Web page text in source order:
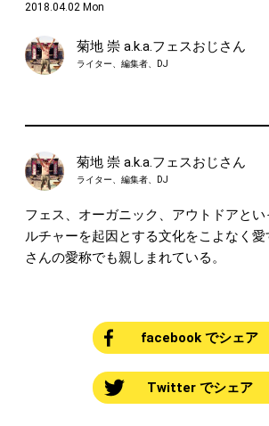
2018.04.02 Mon
菊地 崇 a.k.a.フェスおじさん
ライター、編集者、DJ
菊地 崇 a.k.a.フェスおじさん
ライター、編集者、DJ
フェス、オーガニック、アウトドアと
ルチャーを起因とする文化をこよなく
さんの愛称でも親しまれている。
facebook でシェア
Twitter でシェア